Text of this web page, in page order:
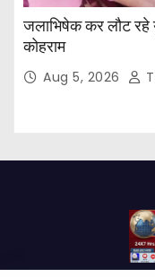
जलाभिषेक कर लौट रहे
कोहराम
Aug 5, 2026